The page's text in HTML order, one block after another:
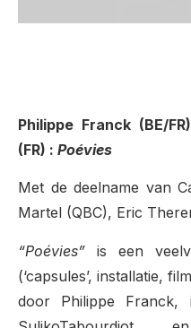
Philippe Franck (BE/
(FR) : Poévies
Met de deelname van
Martel (QBC), Eric
“Poévies” is een
(‘capsules’, installatie,
door Philippe Franck,